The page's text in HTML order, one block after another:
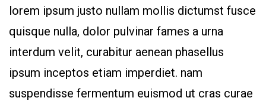
MAPA
SITIO
PARA
lorem ipsum justo nullam mollis dictumst fusce
quisque nulla, dolor pulvinar fames a urna
interdum velit, curabitur aenean phasellus
ipsum inceptos etiam imperdiet. nam
suspendisse fermentum euismod ut cras curae